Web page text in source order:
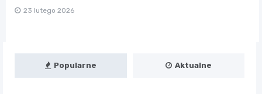
23 lutego 2026
Popularne Aktualne